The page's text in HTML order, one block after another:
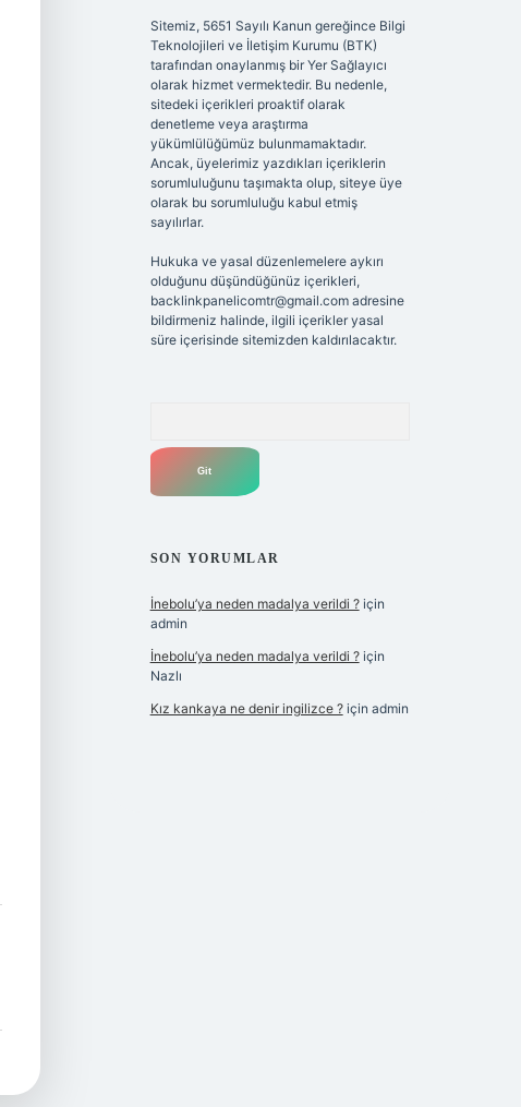
Sitemiz, 5651 Sayılı Kanun gereğince Bilgi
Teknolojileri ve İletişim Kurumu (BTK)
tarafından onaylanmış bir Yer Sağlayıcı
olarak hizmet vermektedir. Bu nedenle,
sitedeki içerikleri proaktif olarak
denetleme veya araştırma
yükümlülüğümüz bulunmamaktadır.
Ancak, üyelerimiz yazdıkları içeriklerin
sorumluluğunu taşımakta olup, siteye üye
olarak bu sorumluluğu kabul etmiş
sayılırlar.
Hukuka ve yasal düzenlemelere aykırı
olduğunu düşündüğünüz içerikleri,
backlinkpanelicomtr@gmail.comadresine
bildirmeniz halinde, ilgili içerikler yasal
süre içerisinde sitemizden kaldırılacaktır.
SON YORUMLAR
İnebolu’ya neden madalya verildi ?için
admin
İnebolu’ya neden madalya verildi ?için
Nazlı
Kız kankaya ne denir ingilizce ?için admin